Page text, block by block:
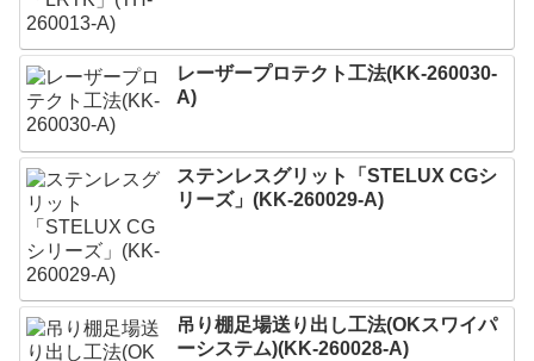
レーザープロテクト⼯法(KK-260030-
A)
ステンレスグリット「STELUX CGシ
リーズ」(KK-260029-A)
吊り棚足場送り出し工法(OKスワイパ
ーシステム)(KK-260028-A)